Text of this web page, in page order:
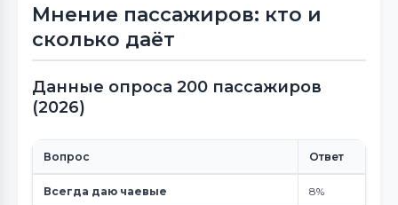
Мнение пассажиров: кто и
сколько даёт
Данные опроса 200 пассажиров
(2026)
Вопрос Ответ
Всегда даю чаевые 8%